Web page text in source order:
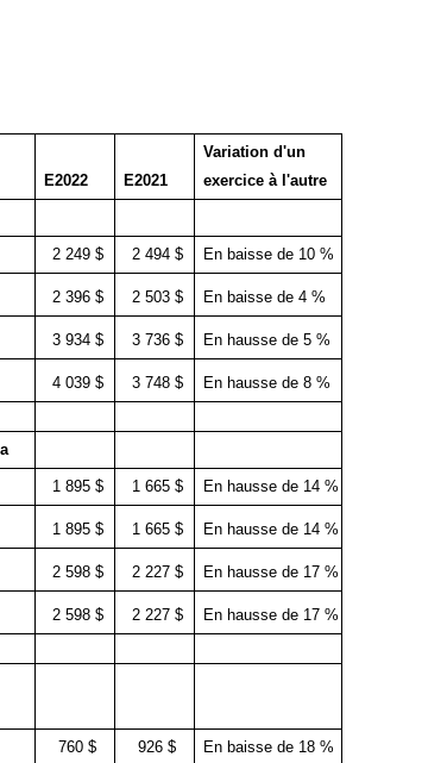
E2022 E2021
Variation d'un
exercice à l'autre
2 249 $ 2 494 $ En baisse de 10 %
2 396 $ 2 503 $ En baisse de 4 %
3 934 $ 3 736 $ En hausse de 5 %
4 039 $ 3 748 $ En hausse de 8 %
1 895 $ 1 665 $ En hausse de 14 %
1 895 $ 1 665 $ En hausse de 14 %
2 598 $ 2 227 $ En hausse de 17 %
2 598 $ 2 227 $ En hausse de 17 %
760 $ 926 $ En baisse de 18 %